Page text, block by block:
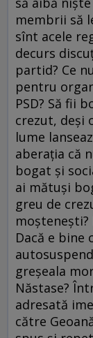
membrii să
sînt acele
decurs
partid? Ce
pentru
PSD? Să fii
crezut, deşi
lume
aberaţia că
bogat şi
ai mătuşi
greu de
moşteneşti?
Dacă e bine
greşeala
Năstase?
adresată
către